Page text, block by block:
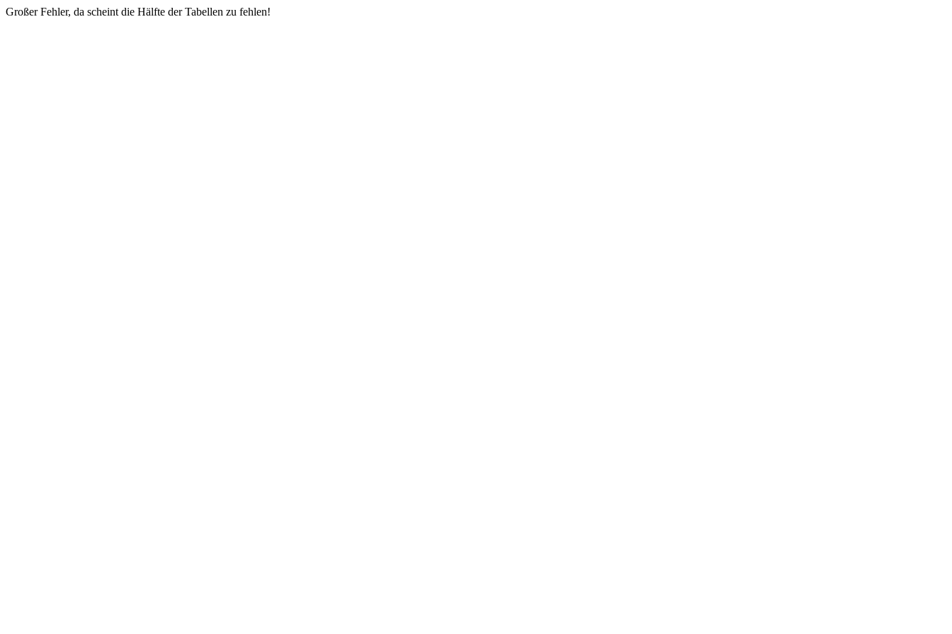
Großer Fehler, da scheint die Hälfte der Tabellen zu fehlen!